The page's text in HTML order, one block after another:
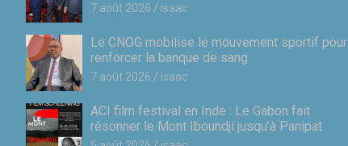
7 août 2026 isaac
Le CNOG mobilise le mouvement sportif pour
renforcer la banque de sang
7 août 2026 isaac
ACI film festival en Inde : Le Gabon fait
résonner le Mont Iboundji jusqu’à Panipat